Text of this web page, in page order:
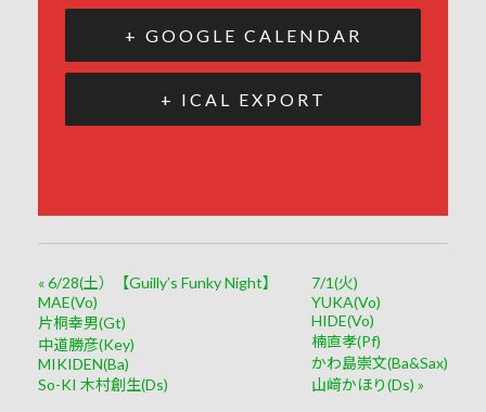
+ GOOGLE CALENDAR
+ ICAL EXPORT
«6/28(土）【Guilly’s Funky Night】
MAE(Vo)
片桐幸男(Gt)
中道勝彦(Key)
MIKIDEN(Ba)
So-KI 木村創生(Ds)
7/1(火)
YUKA(Vo)
HIDE(Vo)
楠直孝(Pf)
かわ島崇文(Ba&Sax)
山﨑かほり(Ds) »